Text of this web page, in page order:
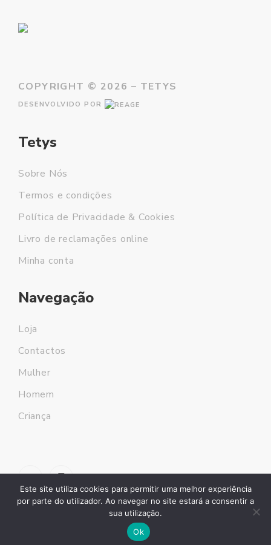
COPYRIGHT © 2026 – TETYS
DESENVOLVIDO POR
Tetys
Sobre Nós
Termos e condições
Política de Privacidade & Cookies
Livro de reclamações online
Minha conta
Navegação
Loja
Contactos
Mulher
Homem
Criança
Este site utiliza cookies para permitir uma melhor experiência
por parte do utilizador. Ao navegar no site estará a consentir a
sua utilização.
Ok